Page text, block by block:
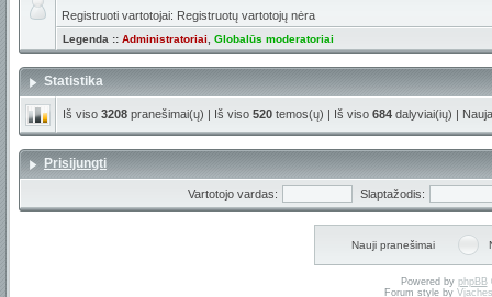
Registruoti vartotojai: Registruotų vartotojų nėra
Legenda :: Administratoriai Globalūs moderatoriai
Statistika
Iš viso 3208 pranešimai(ų) | Iš viso 520 temos(ų) | Iš viso 684 dalyviai(ių) |
Prisijungti
Vartotojo vardas: Slaptažodis:
Nauji pranešimai
Powered by phpBB
Forum style by